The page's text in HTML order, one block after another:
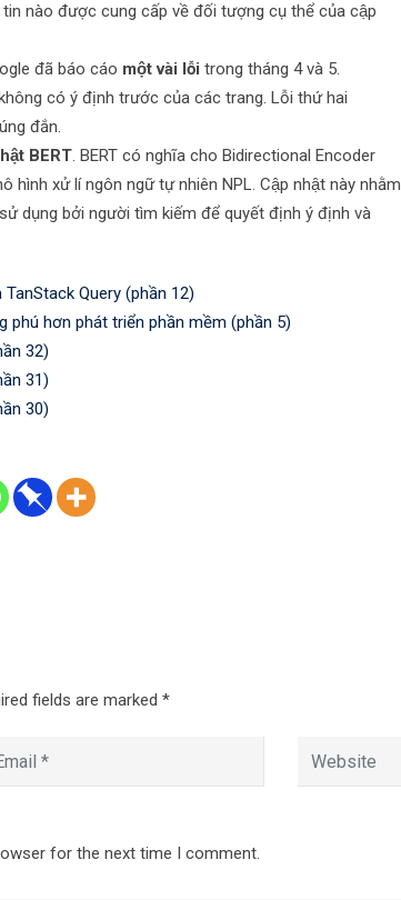
nào được cung cấp về đối tượng cụ thể của cập
đã báo cáo một vài lỗi trong tháng 4 và 5.
có ý định trước của các trang. Lỗi thứ hai
đắn.
BERT. BERT có nghĩa cho Bidirectional Encoder
xử lí ngôn ngữ tự nhiên NPL. Cập nhật này nhằm
dụng bởi người tìm kiếm để quyết định ý định và
Query (phần 12)
phú hơn phát triển phần mềm (phần 5)
32)
31)
30)
fields are marked *
for the next time I comment.